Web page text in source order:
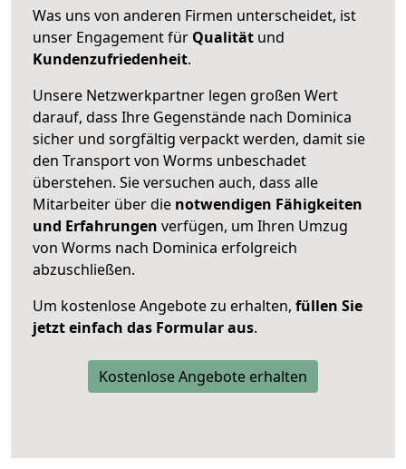
Was uns von anderen Firmen unterscheidet, ist
unser Engagement für Qualität und
Kundenzufriedenheit.
Unsere Netzwerkpartner legen großen Wert
darauf, dass Ihre Gegenstände nach Dominica
sicher und sorgfältig verpackt werden, damit sie
den Transport von Worms unbeschadet
überstehen. Sie versuchen auch, dass alle
Mitarbeiter über die notwendigen Fähigkeiten
und Erfahrungen verfügen, um Ihren Umzug
von Worms nach Dominica erfolgreich
abzuschließen.
Um kostenlose Angebote zu erhalten, füllen Sie
jetzt einfach das Formular aus.
Kostenlose Angebote erhalten